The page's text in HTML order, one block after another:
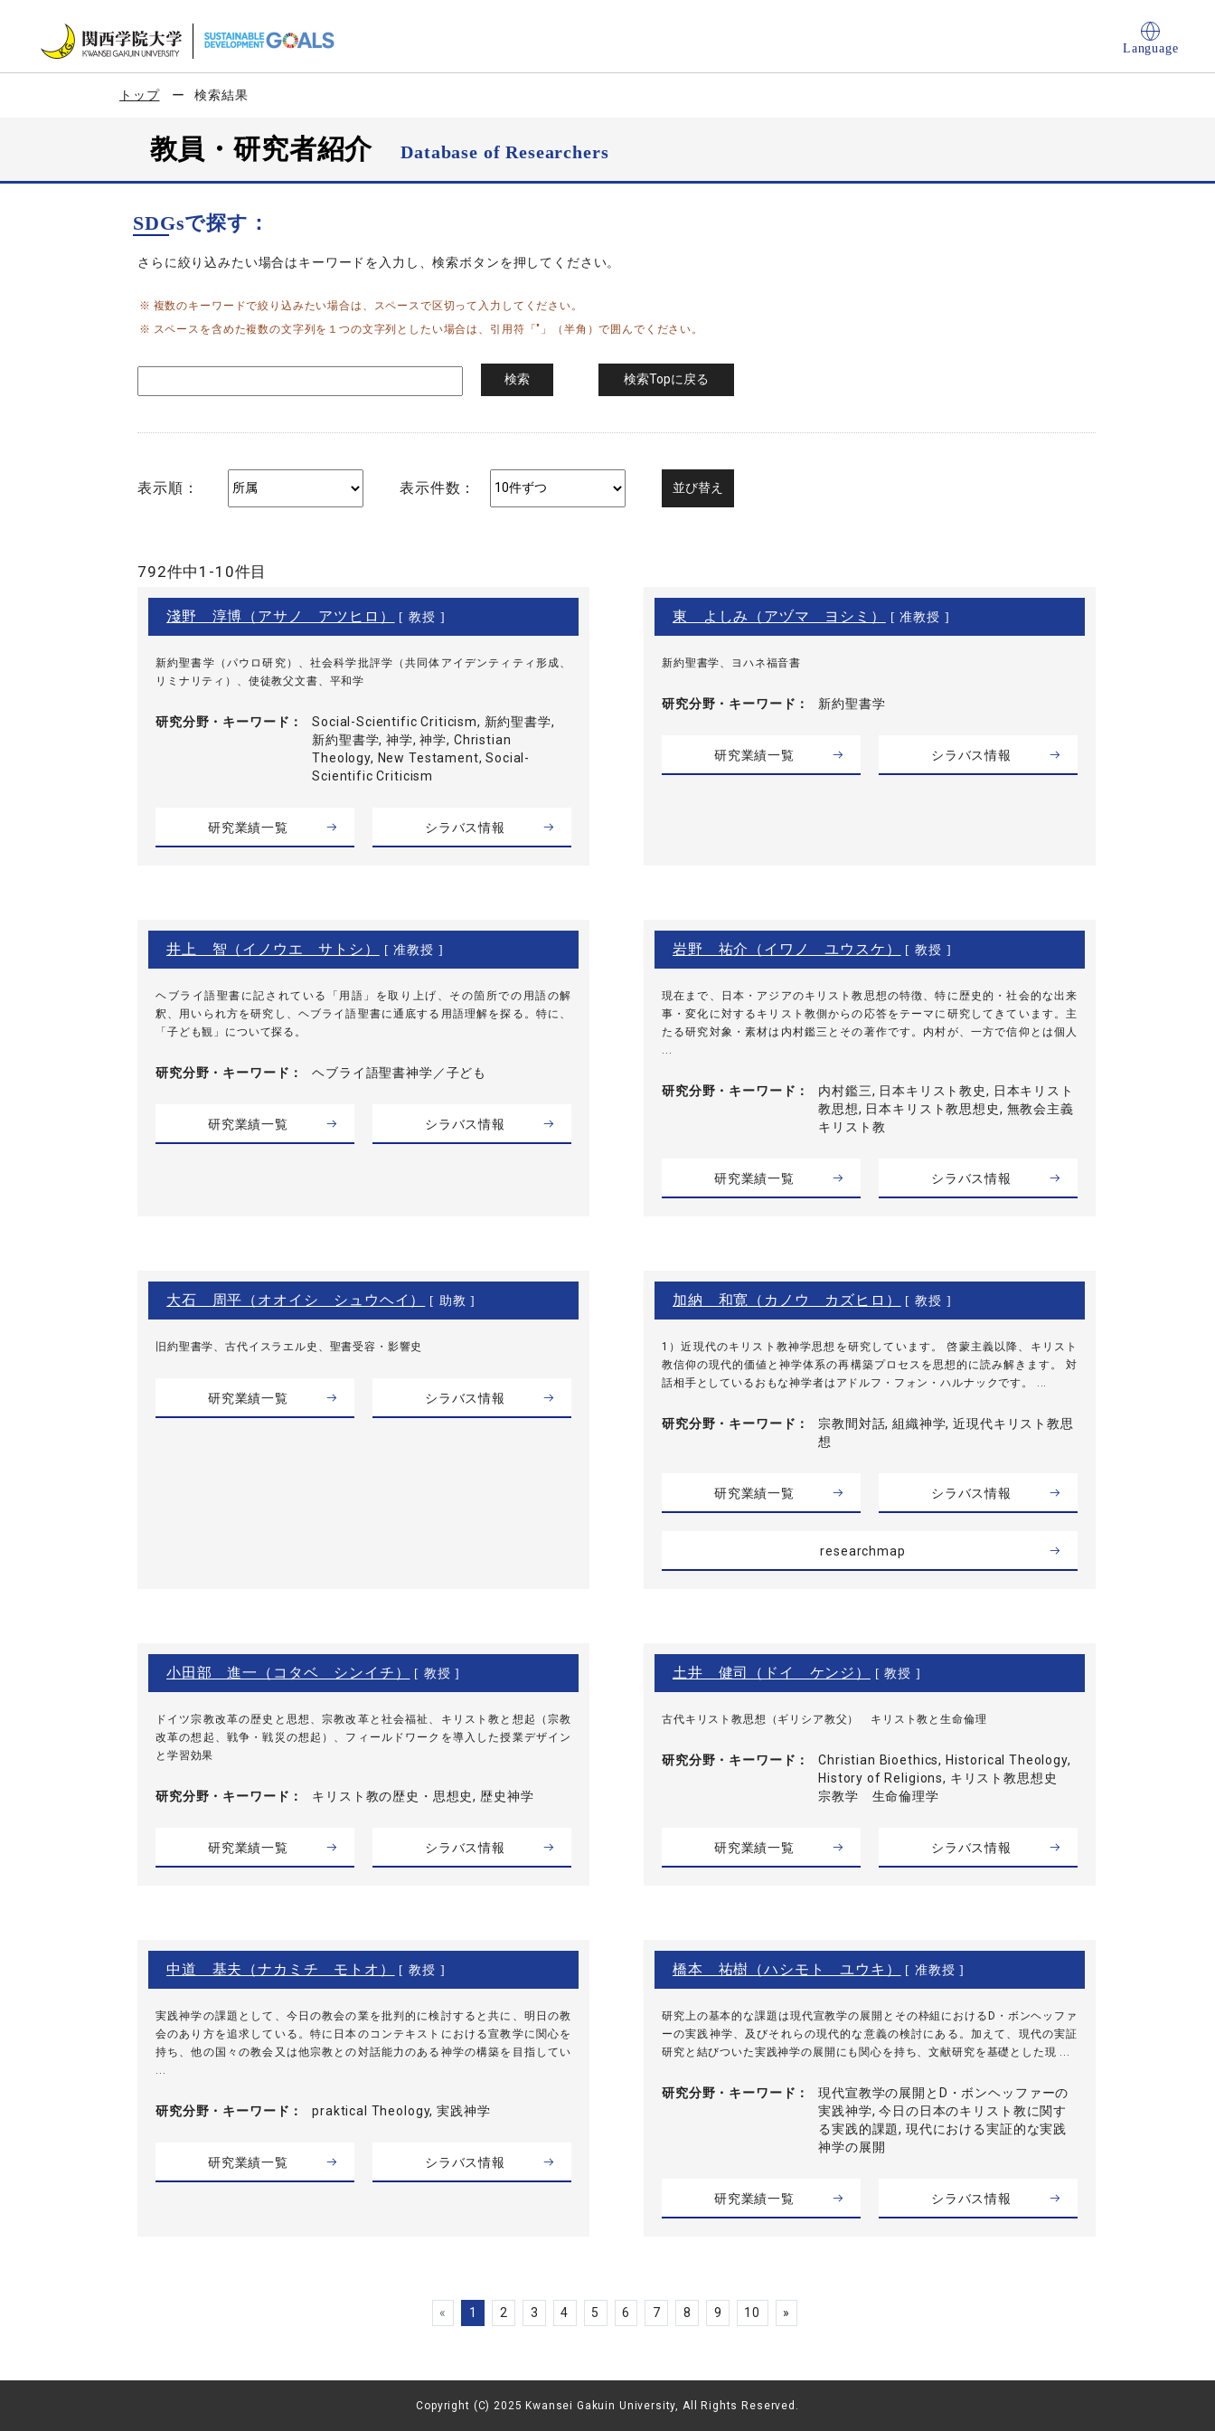
Language
トップ 検索結果
教員・研究者紹介Database of Researchers
SDGsで探す：
さらに絞り込みたい場合はキーワードを入力し、検索ボタンを押してください。
複数のキーワードで絞り込みたい場合は、スペースで区切って入力してください。
スペースを含めた複数の文字列を１つの文字列としたい場合は、引用符「"」（半角）で囲んでください。
表示順： 表示件数：
792件中1-10件目
淺野 淳博（アサノ アツヒロ） [ 教授 ]
新約聖書学（パウロ研究）、社会科学批評学（共同体アイデンティティ形成、
リミナリティ）、使徒教父文書、平和学
研究分野・ キーワード
Social-Scientific Criticism, 新約聖書学,
新約聖書学, 神学, 神学, Christian
Theology, New Testament, Social-
Scientific Criticism
研究業績一覧 シラバス情報
東 よしみ（アヅマ ヨシミ） [ 准教授 ]
新約聖書学、ヨハネ福音書
研究分野・ キーワード 新約聖書学
研究業績一覧 シラバス情報
井上 智（イノウエ サトシ） [ 准教授 ]
ヘブライ語聖書に記されている「用語」を取り上げ、その箇所での用語の解
釈、用いられ方を研究し、ヘブライ語聖書に通底する用語理解を探る。特に、
「子ども観」について探る。
研究分野・ キーワード ヘブライ語聖書神学／子ども
研究業績一覧 シラバス情報
岩野 祐介（イワノ ユウスケ） [ 教授 ]
現在まで、日本・アジアのキリスト教思想の特徴、特に歴史的・社会的な出来
事・変化に対するキリスト教側からの応答をテーマに研究してきています。主
たる研究対象・素材は内村鑑三とその著作です。内村が、一方で信仰とは個人
研究分野・ キーワード
内村鑑三, 日本キリスト教史, 日本キリスト
教思想, 日本キリスト教思想史, 無教会主義
キリスト教
研究業績一覧 シラバス情報
大石 周平（オオイシ シュウヘイ） [ 助教 ]
旧約聖書学、古代イスラエル史、聖書受容・影響史
研究業績一覧 シラバス情報
加納 和寛（カノウ カズヒロ） [ 教授 ]
1）近現代のキリスト教神学思想を研究しています。 啓蒙主義以降、キリスト
教信仰の現代的価値と神学体系の再構築プロセスを思想的に読み解きます。 対
話相手としているおもな神学者はアドルフ・フォン・ハルナックです。 ...
研究分野・ キーワード
宗教間対話, 組織神学, 近現代キリスト教思
想
研究業績一覧 シラバス情報
researchmap
小田部 進一（コタベ シンイチ） [ 教授 ]
ドイツ宗教改革の歴史と思想、宗教改革と社会福祉、キリスト教と想起（宗教
改革の想起、戦争・戦災の想起）、フィールドワークを導入した授業デザイン
と学習効果
研究分野・ キーワード キリスト教の歴史・思想史, 歴史神学
研究業績一覧 シラバス情報
土井 健司（ドイ ケンジ） [ 教授 ]
古代キリスト教思想（ギリシア教父） キリスト教と生命倫理
研究分野・ キーワード
Christian Bioethics, Historical Theology,
History of Religions, キリスト教思想史
宗教学 生命倫理学
研究業績一覧 シラバス情報
中道 基夫（ナカミチ モトオ） [ 教授 ]
実践神学の課題として、今日の教会の業を批判的に検討すると共に、明日の教
会のあり方を追求している。特に日本のコンテキストにおける宣教学に関心を
持ち、他の国々の教会又は他宗教との対話能力のある神学の構築を目指してい
研究分野・ キーワード praktical Theology, 実践神学
研究業績一覧 シラバス情報
橋本 祐樹（ハシモト ユウキ） [ 准教授 ]
研究上の基本的な課題は現代宣教学の展開とその枠組におけるD・ボンヘッファ
ーの実践神学、及びそれらの現代的な意義の検討にある。加えて、現代の実証
研究と結びついた実践神学の展開にも関心を持ち、文献研究を基礎とした現 ...
研究分野・ キーワード
現代宣教学の展開とD・ボンヘッファーの
実践神学, 今日の日本のキリスト教に関す
る実践的課題, 現代における実証的な実践
神学の展開
研究業績一覧 シラバス情報
« 1 2 3 4 5 6 7 8 9 10 »
Copyright (C) 2025 Kwansei Gakuin University, All Rights Reserved.